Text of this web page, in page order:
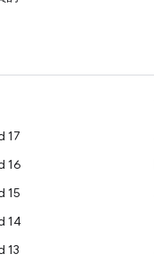
17
16
15
14
13